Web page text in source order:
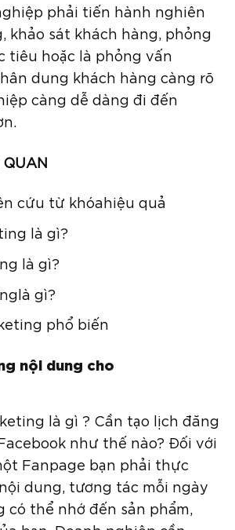
phải tiến hành nghiên
khảo sát khách hàng, phỏng
tiêu hoặc là phỏng vấn
dung khách hàng càng rõ
càng dễ dàng đi đến
cứu từ khóahiệu quả
là gì?
là gì?
gì?
phổ biến
nội dung cho
là gì ? Cần tạo lịch đăng
như thế nào? Đối với
Fanpage bạn phải thực
dung, tương tác mỗi ngày
có thể nhớ đến sản phẩm,